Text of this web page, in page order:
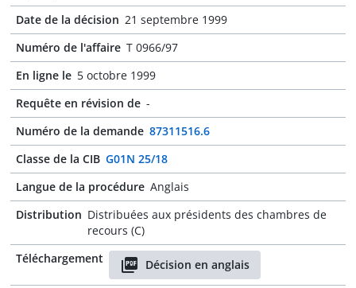
Date de la décision 21 septembre 1999
Numéro de l'affaire T 0966/97
En ligne le 5 octobre 1999
Requête en révision de -
Numéro de la demande 87311516.6
Classe de la CIB G01N 25/18
Langue de la procédure Anglais
Distribution Distribuées aux présidents des chambres de
recours (C)
Téléchargement
Décision en anglais